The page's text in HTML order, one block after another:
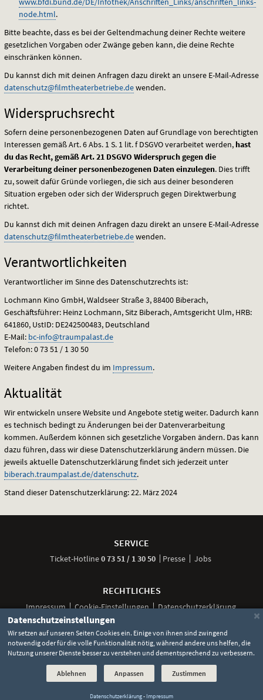
node.html.
Bitte beachte, dass es bei der Geltendmachung deiner Rechte weitere
gesetzlichen Vorgaben oder Zwänge geben kann, die deine Rechte
einschränken können.
Du kannst dich mit deinen Anfragen dazu direkt an unsere E-Mail-Adresse
datenschutz@filmtheaterbetriebe.dewenden.
Widerspruchsrecht
Sofern deine personenbezogenen Daten auf Grundlage von berechtigten
Interessen gemäß Art. 6 Abs. 1 S. 1 lit. fDSGVOverarbeitet werden, hast
du das Recht, gemäß Art. 21 DSGVO Widerspruch gegen die
Verarbeitung deiner personenbezogenen Daten einzulegen. Dies trifft
zu, soweit dafür Gründe vorliegen, die sich aus deiner besonderen
Situation ergeben oder sich der Widerspruch gegen Direktwerbung
richtet.
Du kannst dich mit deinen Anfragen dazu direkt an unsere E-Mail-Adresse
datenschutz@filmtheaterbetriebe.dewenden.
Verantwortlichkeiten
Verantwortlicher im Sinne des Datenschutzrechts ist:
Lochmann Kino GmbH, Waldseer Straße 3, 88400 Biberach,
Geschäftsführer: Heinz Lochmann, Sitz Biberach, Amtsgericht Ulm, HRB:
641860, UstID: DE242500483, Deutschland
E-Mail: bc-info@traumpalast.de
Telefon: 0 73 51 / 1 30 50
Weitere Angaben findest du im Impressum.
Aktualität
Wir entwickeln unsere Website und Angebote stetig weiter. Dadurch kann
es technisch bedingt zu Änderungen bei der Datenverarbeitung
kommen. Außerdem können sich gesetzliche Vorgaben ändern. Das kann
dazu führen, dass wir diese Datenschutzerklärung ändern müssen. Die
jeweils aktuelle Datenschutzerklärung findet sich jederzeit unter
biberach.traumpalast.de/datenschutz.
Stand dieser Datenschutzerklärung: 22. März 2024
SERVICE
Ticket-Hotline0 73 51 / 1 30 50anrufen
Presse Jobs
RECHTLICHES
Impressum Cookie-Einstellungen Datenschutzerklärung
Social
Unsere
bei
Facebook
Unsere
bei
Instagram
Unsere
TikTok
Unser
bei
YouTube
Unser
bei
WhatsApp
©2026 Lochmann Filmtheaterbetriebe
×
Datenschutzeinstellungen
Wir setzen auf unseren Seiten Cookies ein. Einige von ihnen sind zwingend
notwendig oder für die volle Funktionalität nötig, während andere uns helfen, die
Nutzung unserer Dienste besser zu verstehen und dementsprechend zu verbessern.
Ablehnen Anpassen Zustimmen
Datenschutzerklärung- Impressum